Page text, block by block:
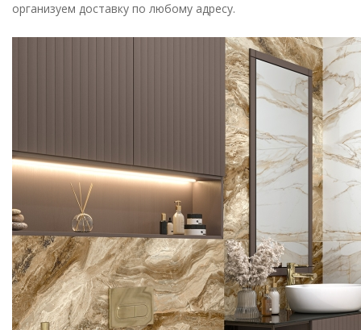
организуем доставку по любому адресу.